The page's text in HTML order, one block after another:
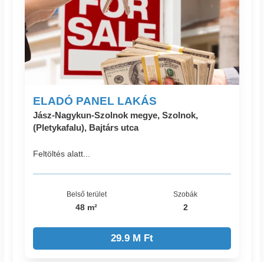
ELADÓ PANEL LAKÁS
Jász-Nagykun-Szolnok megye, Szolnok,
(Pletykafalu), Bajtárs utca
Feltöltés alatt...
Belső terület
48 m²
Szobák
2
29.9 M Ft